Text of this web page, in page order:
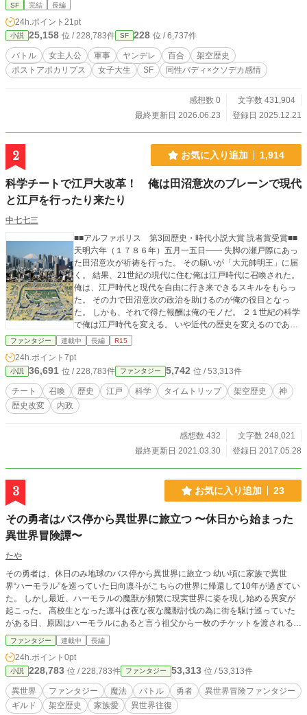
SF 完結 長編
24h.ポイント 21pt
小説 25,158 位 / 228,783件 SF 228 位 / 6,737件
バトル 女主人公 軍事 ヤンデレ 百合
架空歴史
ポストアポカリプス
女子大生 SF 同性バディ×クソデカ感情
感想数 0
文字数 431,904
最終更新日 2026.06.23
登録日 2025.12.21
2 お気に入り追加 1,914
科学チートで江戸大改革！ 俺は田沼意次のブレーンで現代
と江戸を行ったり来たり
中七七三
■■アルファポリス 第3回歴史・時代小説大賞 読者賞受賞■■
天明六年（１７８６年）五月一五日―― 失脚の瀬戸際にあっ
た田沼意次が祈祷を行った。 その願いが「大元帥明王」に届
く。 結果、21世紀の現代に住む俺は江戸時代に召喚された。
俺は、江戸時代と現代を自由に行き来できるスキルをもらっ
た。 その力で田沼意次の政治を助けるのが俺の役目となっ
た。 しかも、それで得た報酬は俺のモノだ。 ２１世紀の科学
で俺は江戸時代を変える。 いや近代の歴史を変えるのであ
る。 2017/9/19 プロ編集者の評価を自分なりに消化して、主
れからの展開でカバーするとしてですね。 冒頭で主人公が選
ばれるのが唐突なので、その辺りつながるような話を0話プロ
ローグで追加しました。 失敗の場合、消して元に戻します。
ファンタジー 連載中 長編 R15
24h.ポイント 7pt
小説 36,691 位 / 228,783件 ファンタジー 5,742 位 / 53,313件
チート 召喚 歴史 江戸 科学 タイムトリップ 架空歴史
神
歴史改変
内政
感想数 432
文字数 248,021
最終更新日 2021.03.30
登録日 2017.05.28
3 お気に入り追加 23
その勇者はバス停から異世界に旅立つ 〜休日から始まった
異世界冒険譚〜
たや
その勇者は、休日のみ地球のバス停から異世界に旅立つ 幼い頃に家族で異世
界“ハーモラル”を巡っていた日向凛斗がこちらの世界に帰還して10年が過ぎてい
た。 しかし最近、ハーモラルの魔獣が頻繁に現実世界に姿を現し始める異変が
起こった。 高校生となった凛斗は夜な夜な魔獣討伐の為に街を駆け巡っていた
がある日、原因はハーモラルにあると言う祖父から一枚のチケットを渡される。
「バス！？」 なんとハーモラルに向かう手段は何故かバスしかないらしい。 お
まけにハーモラルに滞在できるのは地球時間で金曜日の夜から日曜日の夜の48
時間ピッタリで時間になるとどこからかバスがお迎えに来てしまう。 おまけに
祖父はせめて高校は卒業しろと言うので休日だけハーモラルで旅をしつつ、平日
は普通の高校生として過ごすことになった凛斗の運命はいかに？ 第二章 シン
ヘルキ編 センタレアから出発したリントとスノウは旅に必須の荷車とそれを引
く魔獣を取り扱っているシンヘルキへと向かう。 しかし地球に戻ってくるとな
ファンタジー 連載中 長編
24h.ポイント 0pt
小説 228,783 位 / 228,783件 ファンタジー 53,313 位 / 53,313件
異世界 ファンタジー 魔法 バトル 勇者
異世界冒険ファンタジー
ギルド
架空歴史 家族愛 異世界往復